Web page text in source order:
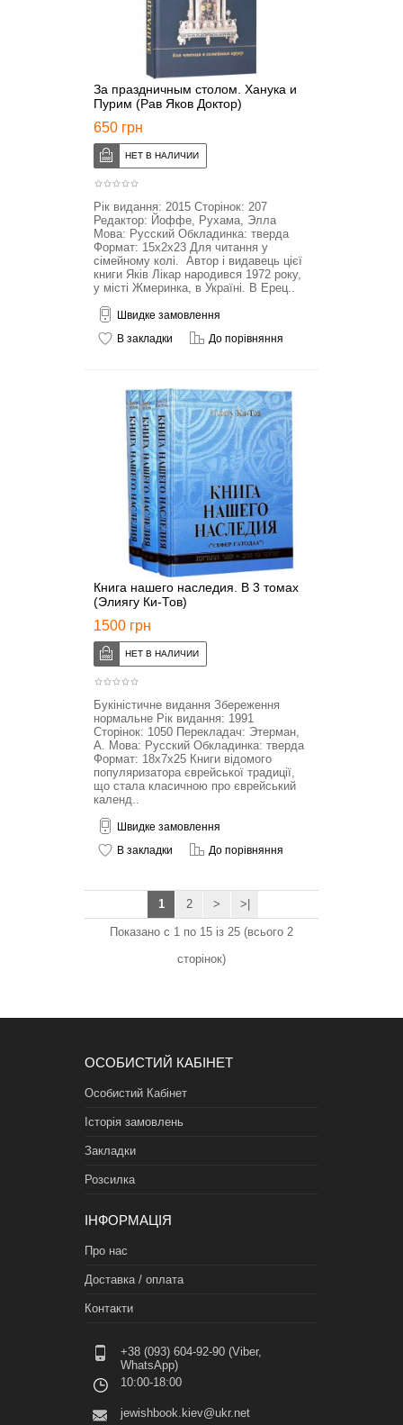
За праздничным столом. Ханука и
Пурим (Рав Яков Доктор)
650 грн
Рік видання: 2015 Сторінок: 207
Редактор: Йоффе, Рухама, Элла
Мова: Русский Обкладинка: тверда
Формат: 15x2x23 Для читання у
сімейному колі. Автор і видавець цієї
книги Яків Лікар народився 1972 року,
у місті Жмеринка, в Україні. В Ерец..
Швидке замовлення
В закладки
До порівняння
Книга нашего наследия. В 3 томах
(Элиягу Ки-Тов)
1500 грн
Букіністичне видання Збереження
нормальне Рік видання: 1991
Сторінок: 1050 Перекладач: Этерман,
А. Мова: Русский Обкладинка: тверда
Формат: 18x7x25 Книги відомого
популяризатора єврейської традиції,
що стала класичною про єврейський
календ..
Швидке замовлення
В закладки
До порівняння
1 2 > >|
Показано с 1 по 15 із 25 (всього 2
сторінок)
ОСОБИСТИЙ КАБІНЕТ
Особистий Кабінет
Історія замовлень
Закладки
Розсилка
ІНФОРМАЦІЯ
Про нас
Доставка / оплата
Контакти
+38 (093) 604-92-90 (Viber,
WhatsApp)
10:00-18:00
jewishbook.kiev@ukr.net